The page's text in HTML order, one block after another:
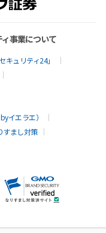
事業について
ュリティ24」
イエラエ）
すまし対策